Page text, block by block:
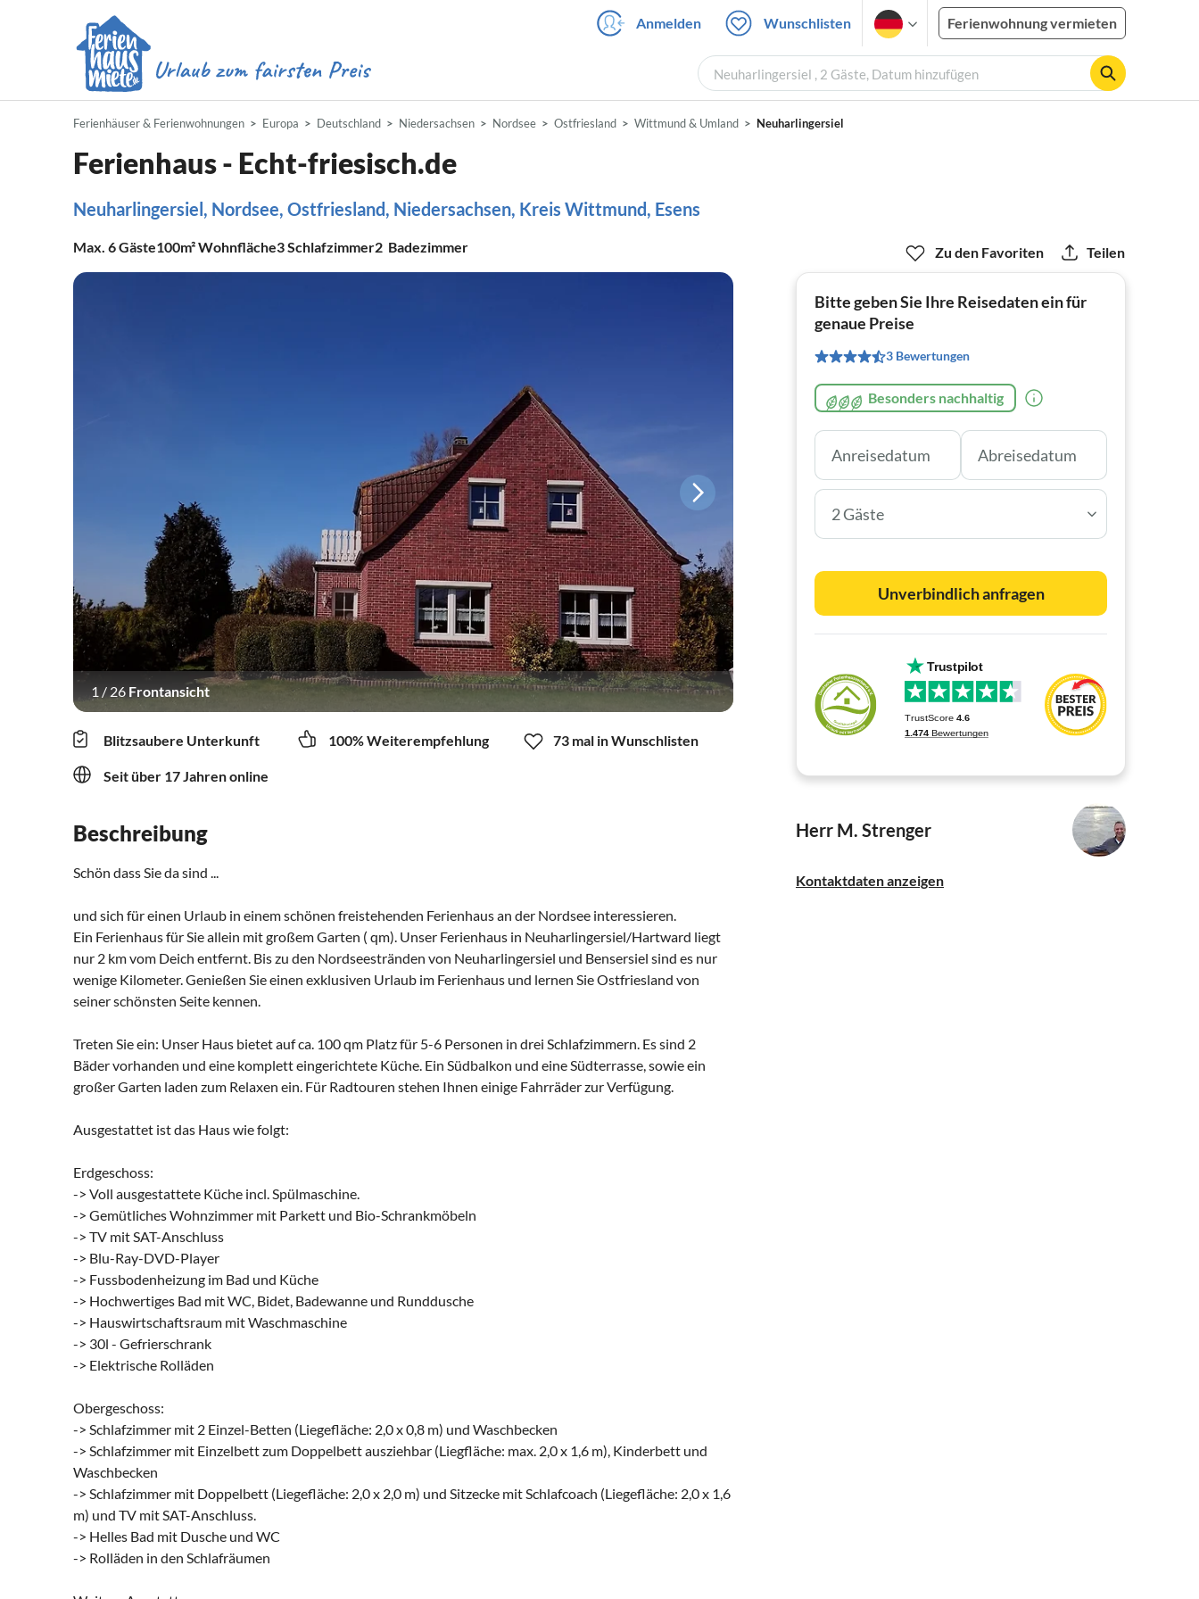
Anmelden Wunschlisten Ferienwohnung vermieten
Neuharlingersiel , 2 Gäste, Datum hinzufügen
Ferienhäuser & Ferienwohnungen Europa Deutschland Niedersachsen Nordsee Ostfriesland Wittmund & Umland Neuharlingersiel
Ferienhaus - Echt-friesisch.de
Neuharlingersiel, Nordsee, Ostfriesland, Niedersachsen, Kreis Wittmund, Esens
Max. 6Gäste100m²Wohnfläche3Schlafzimmer2 Badezimmer
1/ 26 Frontansicht
Blitzsaubere Unterkunft 100% Weiterempfehlung 73 mal in Wunschlisten
Seit über 17 Jahren online
Beschreibung
Schön dass Sie da sind ...
und sich für einen Urlaub in einem schönen freistehenden Ferienhaus an der Nordsee interessieren.
Ein Ferienhaus für Sie allein mit großem Garten ( qm). Unser Ferienhaus in Neuharlingersiel/Hartward liegt
nur 2 km vom Deich entfernt. Bis zu den Nordseestränden von Neuharlingersiel und Bensersiel sind es nur
wenige Kilometer. Genießen Sie einen exklusiven Urlaub im Ferienhaus und lernen Sie Ostfriesland von
seiner schönsten Seite kennen.
Treten Sie ein: Unser Haus bietet auf ca. 100 qm Platz für 5-6 Personen in drei Schlafzimmern. Es sind 2
Bäder vorhanden und eine komplett eingerichtete Küche. Ein Südbalkon und eine Südterrasse, sowie ein
großer Garten laden zum Relaxen ein. Für Radtouren stehen Ihnen einige Fahrräder zur Verfügung.
Ausgestattet ist das Haus wie folgt:
Erdgeschoss:
-> Voll ausgestattete Küche incl. Spülmaschine.
-> Gemütliches Wohnzimmer mit Parkett und Bio-Schrankmöbeln
-> TV mit SAT-Anschluss
-> Blu-Ray-DVD-Player
-> Fussbodenheizung im Bad und Küche
-> Hochwertiges Bad mit WC, Bidet, Badewanne und Runddusche
-> Hauswirtschaftsraum mit Waschmaschine
-> 30l - Gefrierschrank
-> Elektrische Rolläden
Obergeschoss:
-> Schlafzimmer mit 2 Einzel-Betten (Liegefläche: 2,0 x 0,8 m) und Waschbecken
-> Schlafzimmer mit Einzelbett zum Doppelbett ausziehbar (Liegfläche: max. 2,0 x 1,6 m), Kinderbett und
Waschbecken
-> Schlafzimmer mit Doppelbett (Liegefläche: 2,0 x 2,0 m) und Sitzecke mit Schlafcoach (Liegefläche: 2,0 x 1,6
m) und TV mit SAT-Anschluss.
-> Helles Bad mit Dusche und WC
-> Rolläden in den Schlafräumen
Zu den Favoriten Teilen
Bitte geben Sie Ihre Reisedaten ein für
genaue Preise
3 Bewertungen
Besonders nachhaltig
2 Gäste
Unverbindlich anfragen
Herr M. Strenger
Kontaktdaten anzeigen